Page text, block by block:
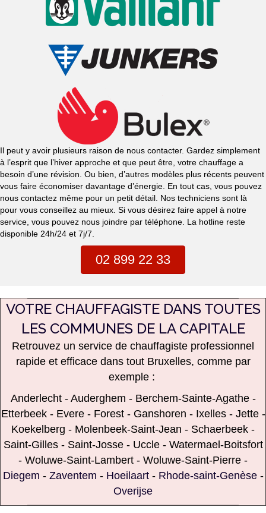
Il peut y avoir plusieurs raison de nous contacter. Gardez simplement
à l’esprit que l’hiver approche et que peut être, votre chauffage a
besoin d’une révision. Ou bien, d’autres modèles plus récents peuvent
vous faire économiser davantage d’énergie. En tout cas, vous pouvez
nous contactez même pour un petit détail. Nos techniciens sont là
pour vous conseillez au mieux. Si vous désirez faire appel à notre
service, vous pouvez nous joindre par téléphone. La hotline reste
disponible 24h/24 et 7j/7.
02 899 22 33
VOTRE CHAUFFAGISTE DANS TOUTES
LES COMMUNES DE LA CAPITALE
Retrouvez un service de chauffagiste professionnel
rapide et efficace dans tout Bruxelles, comme par
exemple :
Anderlecht- Auderghem - Berchem-Sainte-Agathe-
Etterbeek- Evere- Forest- Ganshoren - Ixelles- Jette-
Koekelberg - Molenbeek-Saint-Jean - Schaerbeek -
Saint-Gilles- Saint-Josse- Uccle- Watermael-Boitsfort
- Woluwe-Saint-Lambert - Woluwe-Saint-Pierre -
Diegem - Zaventem - Hoeilaart- Rhode-saint-Genèse-
Overijse